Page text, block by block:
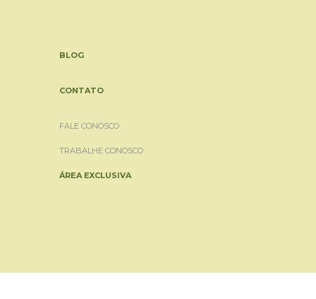
BLOG
CONTATO
FALE CONOSCO
TRABALHE CONOSCO
ÁREA EXCLUSIVA